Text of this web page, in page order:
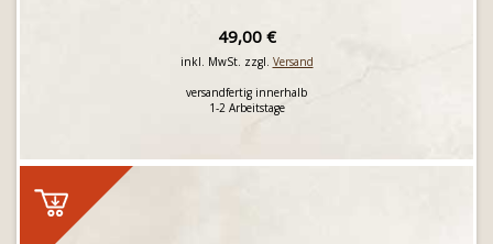
49,00 €
inkl. MwSt. zzgl. Versand
versandfertig innerhalb
1-2 Arbeitstage